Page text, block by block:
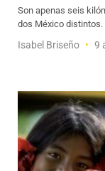
Son apenas seis
dos México distintos.
Isabel Briseño 9